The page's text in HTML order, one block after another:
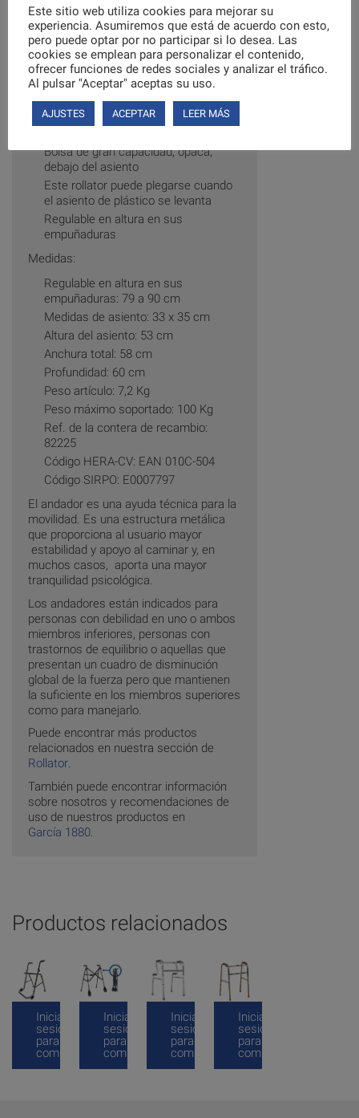
ruedas. Se frena presionando o dejando
caer el peso sobre las empuñaduras.
Sus características son:
Estructura de aluminio. Respaldo y
6 ruedas de 200 mm de diametro
Bolsa de gran capacidad, opaca,
debajo del asiento
Este rollator puede plegarse cuando
el asiento de plástico se levanta
Regulable en altura en sus
empuñaduras
Medidas:
Regulable en altura en sus
empuñaduras: 79 a 90 cm
Medidas de asiento: 33 x 35 cm
Altura del asiento: 53 cm
Anchura total: 58 cm
Profundidad: 60 cm
Peso artículo: 7,2 Kg
Peso máximo soportado: 100 Kg
Ref. de la contera de recambio:
82225
Código HERA-CV: EAN 010C-504
Código SIRPO: E0007797
El andador es una ayuda técnica para la
movilidad. Es una estructura metálica
que proporciona al usuario mayor
estabilidad y apoyo al caminar y, en
muchos casos, aporta una mayor
tranquilidad psicológica.
Los andadores están indicados para
personas con debilidad en uno o ambos
miembros inferiores, personas con
trastornos de equilibrio o aquellas que
presentan un cuadro de disminución
global de la fuerza pero que mantienen
la suficiente en los miembros superiores
como para manejarlo.
Puede encontrar más productos
relacionados en nuestra sección de
Rollator.
También puede encontrar información
sobre nosotros y recomendaciones de
uso de nuestros productos en
García 1880
Productos relacionados
Inicia
sesión
para
comprar
Inicia
sesión
para
comprar
Inicia
sesión
para
comprar
Inicia
sesión
para
comprar
Este sitio web utiliza cookies para mejorar su
experiencia. Asumiremos que está de acuerdo con esto,
pero puede optar por no participar si lo desea. Las
cookies se emplean para personalizar el contenido,
ofrecer funciones de redes sociales y analizar el tráfico.
Al pulsar "Aceptar" aceptas su uso.
AJUSTES ACEPTAR LEER MÁS